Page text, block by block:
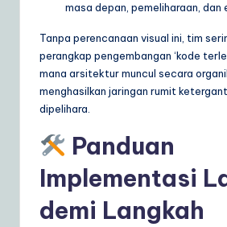
masa depan, pemeliharaan, dan
Tanpa perencanaan visual ini, tim
perangkap pengembangan ‘kode
mana arsitektur muncul secara
menghasilkan jaringan rumit
dipelihara.
Panduan
Implementasi
demi Langkah